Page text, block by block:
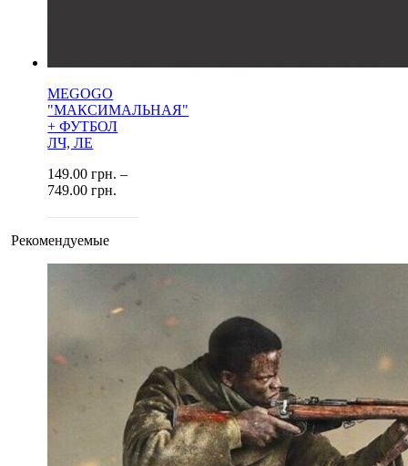
MEGOGO
"МАКСИМАЛЬНАЯ"
+ ФУТБОЛ
ЛЧ, ЛЕ
149.00грн. –
749.00грн.
Рекомендуемые